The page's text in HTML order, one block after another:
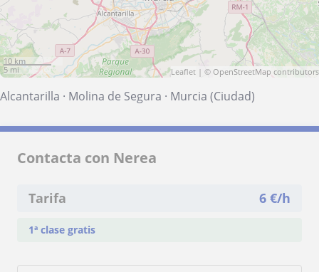
10 km
5 mi
Leaflet | © OpenStreetMap contributors
Alcantarilla · Molina de Segura · Murcia (Ciudad)
Contacta con Nerea
Tarifa 6 €/h
1ª clase gratis